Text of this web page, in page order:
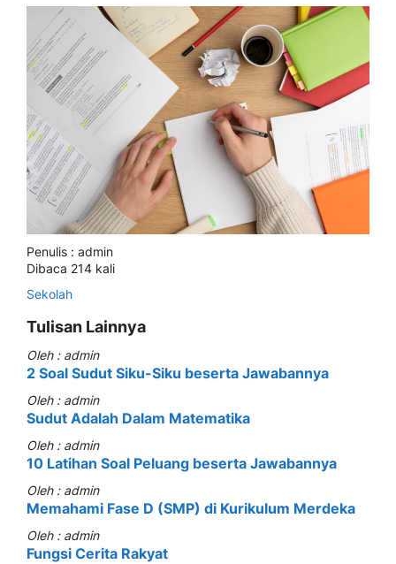
Penulis : admin
Dibaca 214 kali
Sekolah
Tulisan Lainnya
Oleh : admin
2 Soal Sudut Siku-Siku beserta Jawabannya
Oleh : admin
Sudut Adalah Dalam Matematika
Oleh : admin
10 Latihan Soal Peluang beserta Jawabannya
Oleh : admin
Memahami Fase D (SMP) di Kurikulum Merdeka
Oleh : admin
Fungsi Cerita Rakyat